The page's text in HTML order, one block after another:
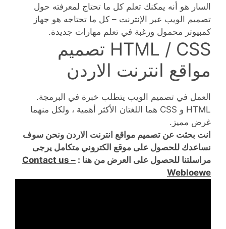
السار هو أنه يمكنك تعلم كل ما تحتاج لمعرفته حول
تصميم الويب عبر الإنترنت – كل ما تحتاجه هو جهاز
كمبيوتر محمول ورغبة في تعلم مهارات جديدة.
HTML / CSS تصميم
مواقع انترنت الاردن
العمل في تصميم الويب يتطلب خبرة في البرمجة.
HTML و CSS هما اللغتان الأكثر أهمية ، ولكل منهما
غرض مميز.
انت بحثت عن تصميم مواقع انترنت الاردن ونحن سوف
نساعدك للحصول على موقع الكتروني متكامل يرجى
مراسلتنا للحصول على العرض من هنا : Contact us –
Webloewe